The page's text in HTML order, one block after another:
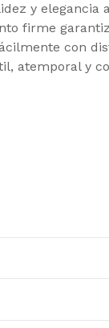
y elegancia
firme
con
atemporal y